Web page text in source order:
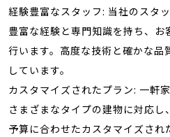
経験豊富なスタッフ: 当社のスタ
豊富な経験と専門知識を持ち、
行います。高度な技術と確かな品
しています。
カスタマイズされたプラン: 一軒
さまざまなタイプの建物に対応
予算に合わせたカスタマイズされ